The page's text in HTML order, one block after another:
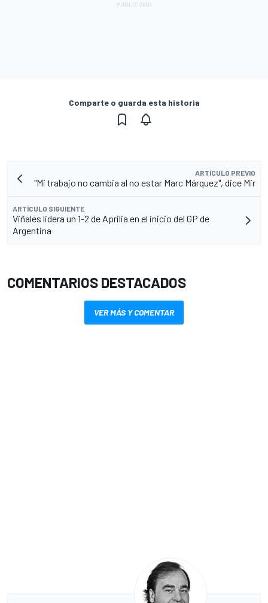
Comparte o guarda esta historia
ARTÍCULO PREVIO
"Mi trabajo no cambia al no estar Marc Márquez", dice Mir
ARTÍCULO SIGUIENTE
Viñales lidera un 1-2 de Aprilia en el inicio del GP de
Argentina
COMENTARIOS DESTACADOS
VER MÁS Y COMENTAR